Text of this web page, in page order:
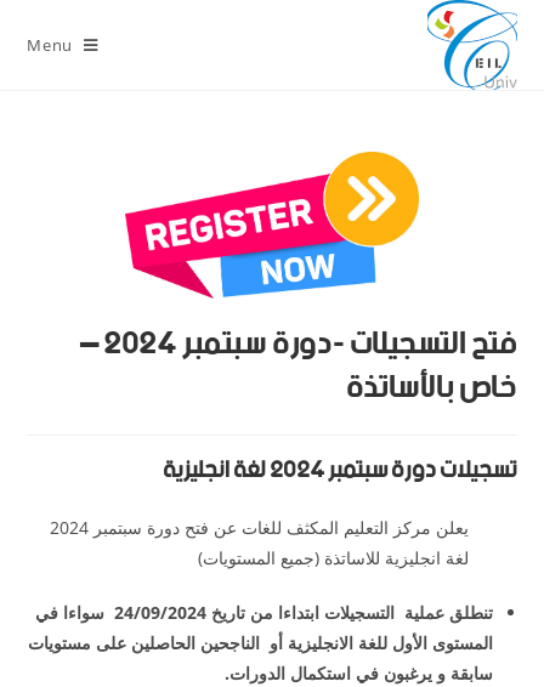
Menu
فتح التسجيلات -دورة سبتمبر 2024 –
خاص بالأساتذة
تسجيلات دورة سبتمبر 2024 لغة انجليزية
يعلن مركز التعليم المكثف للغات عن فتح دورة سبتمبر 2024
لغة انجليزية للاساتذة (جميع المستويات)
تنطلق عملية التسجيلات ابتداءا من تاريخ 24/09/2024 سواءا في
المستوى الأول للغة الانجليزية أو الناجحين الحاصلين على مستويات
سابقة و يرغبون في استكمال الدورات.